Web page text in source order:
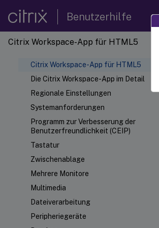
Benutzerhilfe
Citrix Workspace-App für HTML5
Citrix Workspace-App für HTML5
Die Citrix Workspace-App im Detail
Regionale Einstellungen
Systemanforderungen
Programm zur Verbesserung der
Benutzerfreundlichkeit (CEIP)
Tastatur
Zwischenablage
Mehrere Monitore
Multimedia
Dateiverarbeitung
Peripheriegeräte